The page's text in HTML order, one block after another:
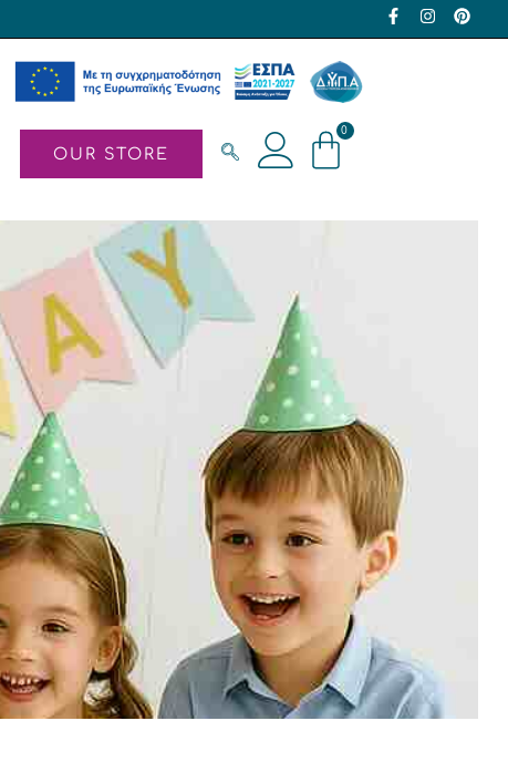
Γούρια – Χριστουγεννιάτικα δώρα
Στολίδια
Πασχαλινά δώρα
Λαμπάδες
OUR STORE
0